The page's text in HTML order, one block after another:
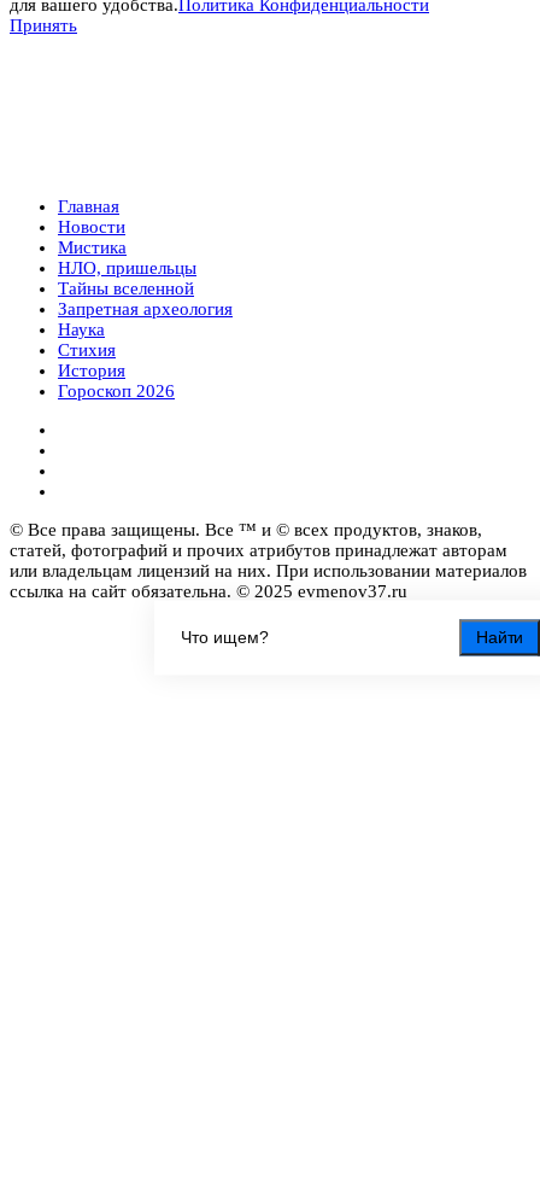
Найти
для вашего удобства. Политика Конфиденциальности
Принять
Главная
Новости
Мистика
НЛО, пришельцы
Тайны вселенной
Запретная археология
Наука
Стихия
История
Гороскоп 2026
© Все права защищены. Все ™ и © всех продуктов, знаков,
статей, фотографий и прочих атрибутов принадлежат авторам
или владельцам лицензий на них. При использовании материалов
ссылка на сайт обязательна. © 2025 evmenov37.ru